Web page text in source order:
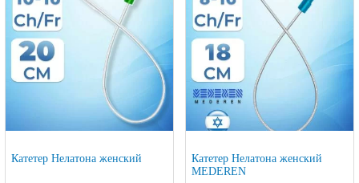
Катетер Нелатона женский
Катетер Нелатона женский
MEDEREN